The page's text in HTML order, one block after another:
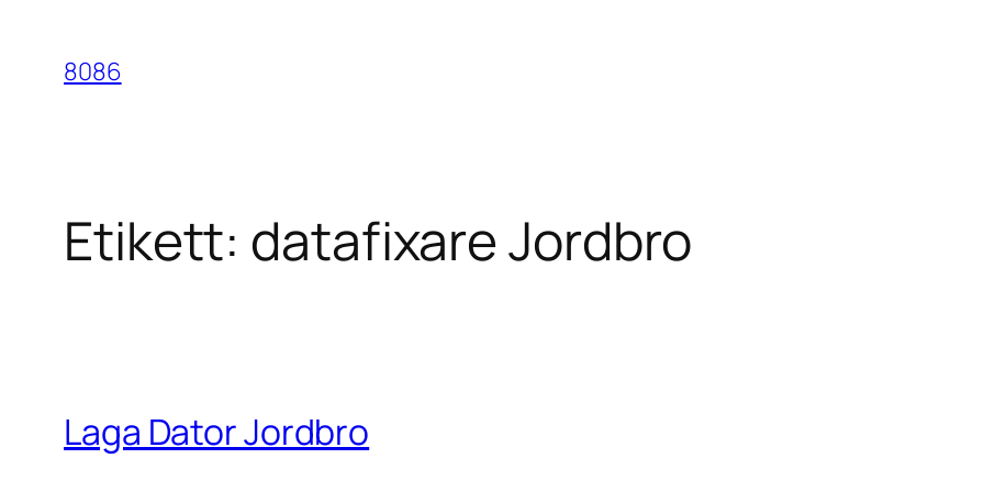
innehåll
8086
Etikett: datafixare Jordbro
Laga Dator Jordbro